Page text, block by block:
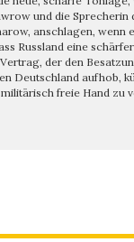
und die Sprecherin
anschlagen, wenn
Russland eine
der den
Deutschland aufhob,
freie Hand zu